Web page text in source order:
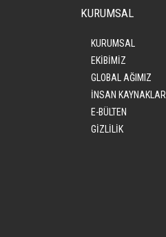
KURUMSAL
KURUMSAL
EKİBİMİZ
GLOBAL AĞIMIZ
İNSAN KAYNAKLARI
E-BÜLTEN
GİZLİLİK